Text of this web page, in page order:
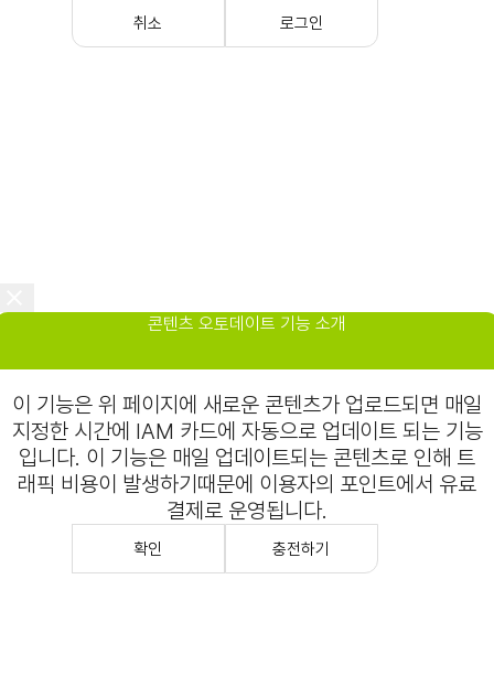
취소 로그인
콘텐츠 오토데이트 기능 소개
이 기능은 위 페이지에 새로운 콘텐츠가 업로드되면 매일
지정한 시간에 IAM 카드에 자동으로 업데이트 되는 기능
입니다. 이 기능은 매일 업데이트되는 콘텐츠로 인해 트
래픽 비용이 발생하기때문에 이용자의 포인트에서 유료
결제로 운영됩니다.
확인 충전하기